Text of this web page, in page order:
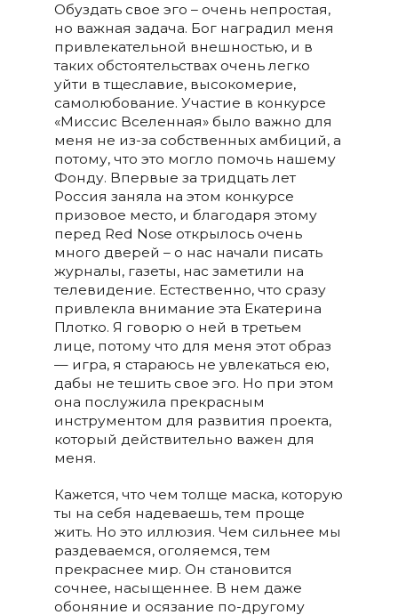
Обуздать свое эго – очень непростая,
но важная задача. Бог наградил меня
привлекательной внешностью, и в
таких обстоятельствах очень легко
уйти в тщеславие, высокомерие,
самолюбование. Участие в конкурсе
«Миссис Вселенная» было важно для
меня не из-за собственных амбиций, а
потому, что это могло помочь нашему
Фонду. Впервые за тридцать лет
Россия заняла на этом конкурсе
призовое место, и благодаря этому
перед Red Nose открылось очень
много дверей – о нас начали писать
журналы, газеты, нас заметили на
телевидение. Естественно, что сразу
привлекла внимание эта Екатерина
Плотко. Я говорю о ней в третьем
лице, потому что для меня этот образ
— игра, я стараюсь не увлекаться ею,
дабы не тешить свое эго. Но при этом
она послужила прекрасным
инструментом для развития проекта,
который действительно важен для
меня.
Кажется, что чем толще маска, которую
ты на себя надеваешь, тем проще
жить. Но это иллюзия. Чем сильнее мы
раздеваемся, оголяемся, тем
прекраснее мир. Он становится
сочнее, насыщеннее. В нем даже
обоняние и осязание по-другому